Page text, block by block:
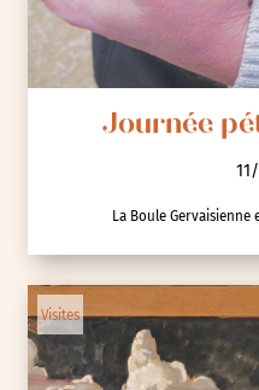
Journée
La Boule Gervaisienne
Visites